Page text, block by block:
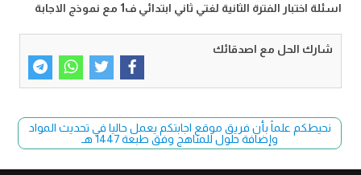
اسئلة اختبار الفترة الثانية لغتي ثاني ابتدائي ف1 مع نموذج الاجابة
شارك الحل مع اصدقائك
نحيطكم علماً بأن فريق موقع اجابتكم يعمل حاليا في تحديث المواد
وإضافة حلول للمناهج وفق طبعة 1447 هـ